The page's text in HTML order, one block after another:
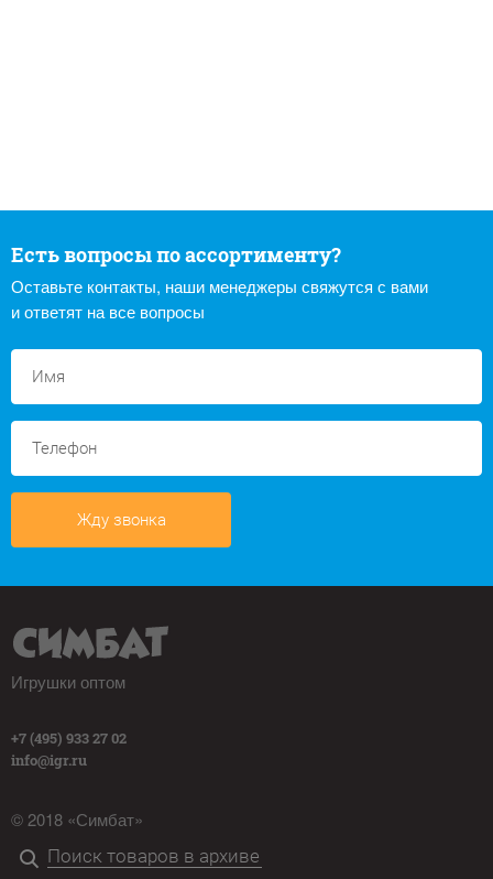
Есть вопросы по ассортименту?
Оставьте контакты, наши менеджеры свяжутся с вами
и ответят на все вопросы
Жду звонка
Игрушки оптом
+7 (495) 933 27 02
info@igr.ru
© 2018 «Симбат»